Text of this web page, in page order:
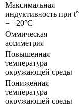
Максимальная
индуктивность при t°
= +20°C
Оммическая
ассиметрия
Повышенная
температура
окружающей среды
Пониженная
температура
окружающей среды